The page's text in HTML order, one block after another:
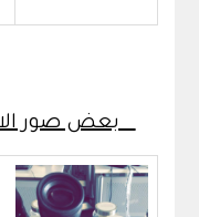
بعض صور